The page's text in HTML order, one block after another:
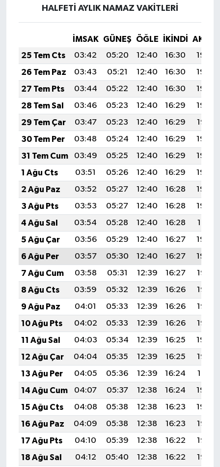
HALFETİ AYLIK NAMAZ VAKITLERI
İMSAK GÜNEŞ ÖĞLE İKINDI
25 Tem Cts
03:42 05:20 12:40 16:30
19:50
26 Tem Paz
03:43 05:21 12:40 16:30
19:49
27 Tem Pts
03:44 05:22 12:40 16:30
19:49
28 Tem Sal
03:46 05:23 12:40 16:29
19:48
29 Tem Çar
03:47 05:23 12:40 16:29
19:47
30 Tem Per
03:48 05:24 12:40 16:29
19:46
31 Tem Cum
03:49 05:25 12:40 16:29
19:45
1 Ağu Cts
03:51 05:26 12:40 16:29
19:44
2 Ağu Paz
03:52 05:27 12:40 16:28
19:43
3 Ağu Pts
03:53 05:27 12:40 16:28
19:42
4 Ağu Sal
03:54 05:28 12:40 16:28
19:41
5 Ağu Çar
03:56 05:29 12:40 16:27
19:40
6 Ağu Per
03:57 05:30 12:40 16:27
19:39
7 Ağu Cum
03:58 05:31 12:39 16:27
19:38
8 Ağu Cts
03:59 05:32 12:39 16:26
19:37
9 Ağu Paz
04:01 05:33 12:39 16:26
19:36
10 Ağu Pts
04:02 05:33 12:39 16:26
19:35
11 Ağu Sal
04:03 05:34 12:39 16:25
19:34
12 Ağu Çar
04:04 05:35 12:39 16:25
19:32
13 Ağu Per
04:05 05:36 12:39 16:24
19:31
14 Ağu Cum
04:07 05:37 12:38 16:24
19:30
15 Ağu Cts
04:08 05:38 12:38 16:23
19:29
16 Ağu Paz
04:09 05:38 12:38 16:23
19:28
17 Ağu Pts
04:10 05:39 12:38 16:22
19:26
18 Ağu Sal
04:12 05:40 12:38 16:22
19:25